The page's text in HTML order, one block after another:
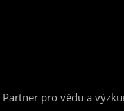
Partner pro vědu a